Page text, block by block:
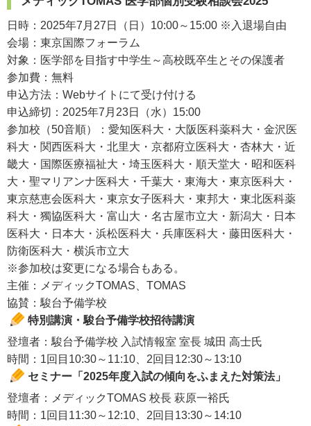
日時：2025年7月27日（日）10:00～15:00 ※入退場自由
会場：東京国際フォーラム
対象：医学部を目指す中学生～高校既卒生とその保護者
参加費：無料
申込方法：Webサイトにて受け付ける
申込締切：2025年7月23日（水）15:00
参加校（50音順）：愛知医科大・大阪医科薬科大・金沢医
科大・関西医科大・北里大・京都府立医科大・杏林大・近
畿大・国際医療福祉大・埼玉医科大・順天堂大・昭和医科
大・聖マリアンナ医科大・千葉大・東海大・東京医科大・
東京慈恵会医科大・東京女子医科大・東邦大・東北医科薬
科大・獨協医科大・富山大・名古屋市立大・新潟大・日本
医科大・日本大・浜松医科大・兵庫医科大・藤田医科大・
防衛医科大・横浜市立大
※参加校は変更になる場合もある。
主催：メディックTOMAS、TOMAS
協賛：駿台予備学校
特別講演・駿台予備学校招待講演
登壇者：駿台予備学校 入試情報室 室長 城田 高士氏
時間：1回目10:30～11:10、2回目12:30～13:10
セミナー「2025年度入試の傾向をふまえた対策法」
登壇者：メディックTOMAS 校長 萩原一裕氏
時間：1回目11:30～12:10、2回目13:30～14:10